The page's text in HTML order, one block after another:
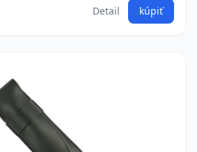
Detail kúpiť